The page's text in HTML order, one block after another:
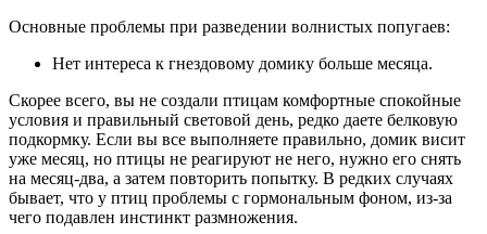
Основные проблемы при разведении волнистых попугаев:
Нет интереса к гнездовому домику больше месяца.
Скорее всего, вы не создали птицам комфортные спокойные
условия и правильный световой день, редко даете белковую
подкормку. Если вы все выполняете правильно, домик висит
уже месяц, но птицы не реагируют не него, нужно его снять
на месяц-два, а затем повторить попытку. В редких случаях
бывает, что у птиц проблемы с гормональным фоном, из-за
чего подавлен инстинкт размножения.